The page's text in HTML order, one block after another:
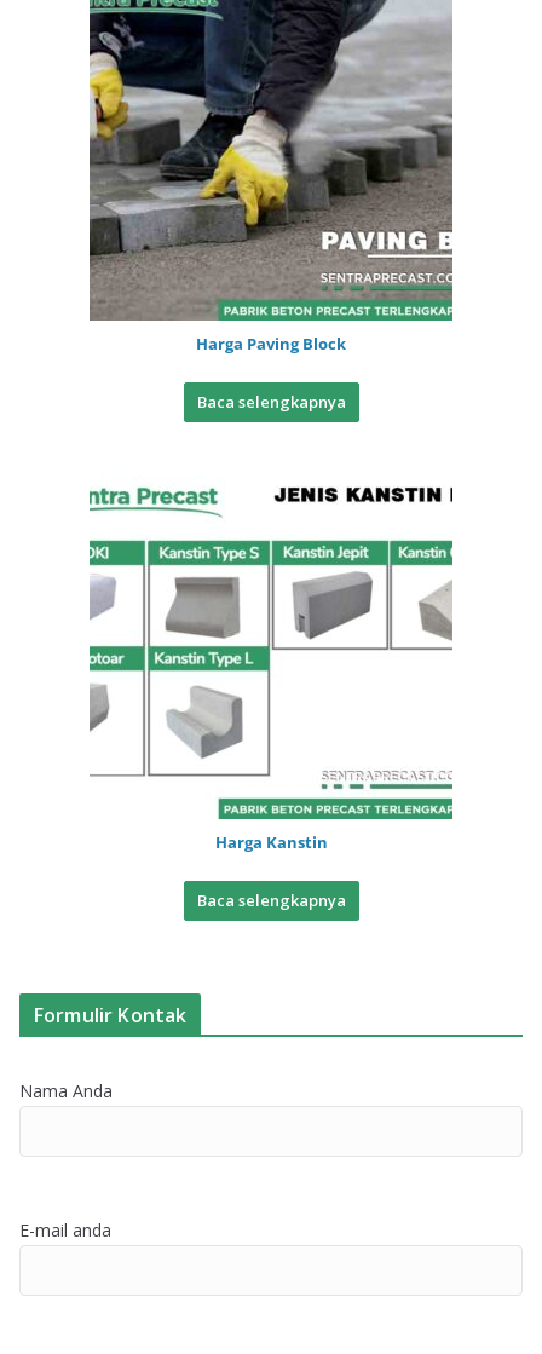
Harga Paving Block
Baca selengkapnya
Harga Kanstin
Baca selengkapnya
Formulir Kontak
Nama Anda
E-mail anda